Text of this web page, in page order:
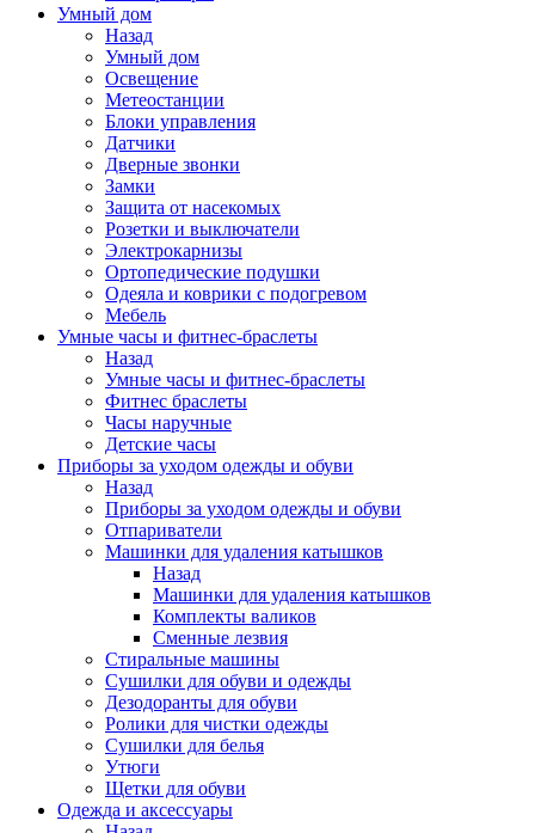
Умный дом
Назад
Умный дом
Освещение
Метеостанции
Блоки управления
Датчики
Дверные звонки
Замки
Защита от насекомых
Розетки и выключатели
Электрокарнизы
Ортопедические подушки
Одеяла и коврики с подогревом
Мебель
Умные часы и фитнес-браслеты
Назад
Умные часы и фитнес-браслеты
Фитнес браслеты
Часы наручные
Детские часы
Приборы за уходом одежды и обуви
Назад
Приборы за уходом одежды и обуви
Отпариватели
Машинки для удаления катышков
Назад
Машинки для удаления катышков
Комплекты валиков
Сменные лезвия
Стиральные машины
Сушилки для обуви и одежды
Дезодоранты для обуви
Ролики для чистки одежды
Сушилки для белья
Утюги
Щетки для обуви
Одежда и аксессуары